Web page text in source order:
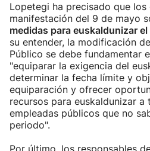
Lopetegi ha precisado que
manifestación del 9 de mayo
medidas para euskaldunizar
su entender, la modificación
Público se debe fundamentar
"equiparar la exigencia del
determinar la fecha límite y
equiparación y ofrecer
recursos para euskaldunizar
empleadas públicos que no
periodo".
Por último, los responsables